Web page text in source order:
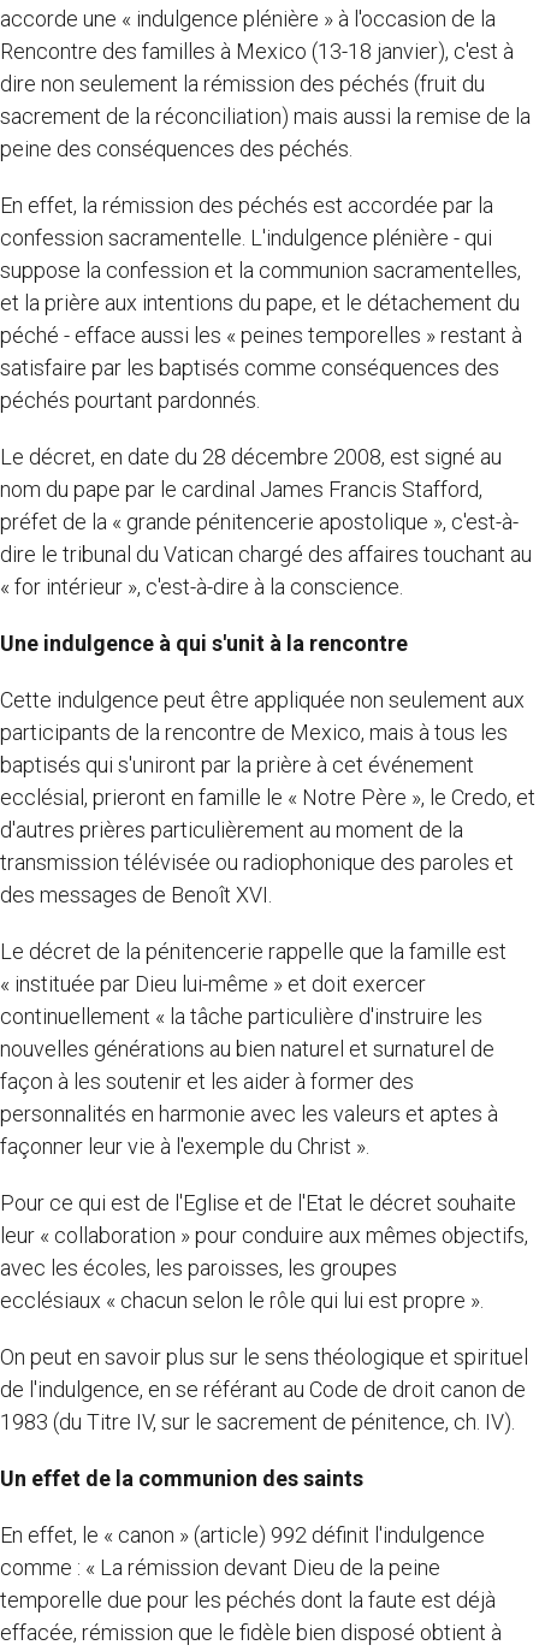
accorde une « indulgence plénière » à l'occasion de la
Rencontre des familles à Mexico (13-18 janvier), c'est à
dire non seulement la rémission des péchés (fruit du
sacrement de la réconciliation) mais aussi la remise de la
peine des conséquences des péchés.
En effet, la rémission des péchés est accordée par la
confession sacramentelle. L'indulgence plénière - qui
suppose la confession et la communion sacramentelles,
et la prière aux intentions du pape, et le détachement du
péché - efface aussi les « peines temporelles » restant à
satisfaire par les baptisés comme conséquences des
péchés pourtant pardonnés.
Le décret, en date du 28 décembre 2008, est signé au
nom du pape par le cardinal James Francis Stafford,
préfet de la « grande pénitencerie apostolique », c'est-à-
dire le tribunal du Vatican chargé des affaires touchant au
« for intérieur », c'est-à-dire à la conscience.
Une indulgence à qui s'unit à la rencontre
Cette indulgence peut être appliquée non seulement aux
participants de la rencontre de Mexico, mais à tous les
baptisés qui s'uniront par la prière à cet événement
ecclésial, prieront en famille le « Notre Père », le Credo, et
d'autres prières particulièrement au moment de la
transmission télévisée ou radiophonique des paroles et
des messages de Benoît XVI.
Le décret de la pénitencerie rappelle que la famille est
« instituée par Dieu lui-même » et doit exercer
continuellement « la tâche particulière d'instruire les
nouvelles générations au bien naturel et surnaturel de
façon à les soutenir et les aider à former des
personnalités en harmonie avec les valeurs et aptes à
façonner leur vie à l'exemple du Christ ».
Pour ce qui est de l'Eglise et de l'Etat le décret souhaite
leur « collaboration » pour conduire aux mêmes objectifs,
avec les écoles, les paroisses, les groupes
ecclésiaux « chacun selon le rôle qui lui est propre ».
On peut en savoir plus sur le sens théologique et spirituel
de l'indulgence, en se référant au Code de droit canon de
1983 (du Titre IV, sur le sacrement de pénitence, ch. IV).
Un effet de la communion des saints
En effet, le « canon » (article) 992 définit l'indulgence
comme : « La rémission devant Dieu de la peine
temporelle due pour les péchés dont la faute est déjà
effacée, rémission que le fidèle bien disposé obtient à